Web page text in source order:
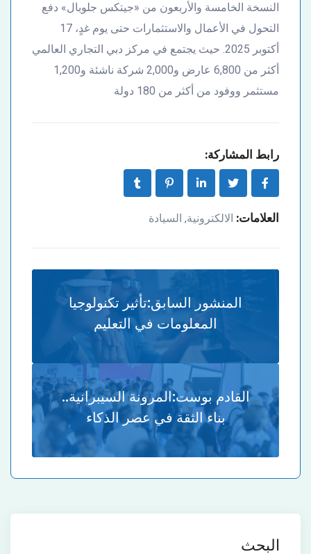
النسخة الخامسة والأربعون من «جيتكس جلوبال» دفع
التحول في الأعمال والاستثمارات حتى يوم غدٍ، 17
أكتوبر 2025. حيث يجتمع في مركز دبي التجاري العالمي
أكثر من 6,800 عارض و2,000 شركة ناشئة و1,200
مستثمر ووفود من أكثر من 180 دولة
رابط المشاركة:
العلامات: الالكترونية, السيادة
المنشور السابق:تأثير تكنولوجيا
المعلومات في التعليم
القادم بوست:المرونة السيبرانية..
بناء الثقة في عصر الذكاء
البحث